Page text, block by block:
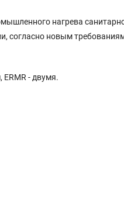
нагрева
согласно новым
- двумя.